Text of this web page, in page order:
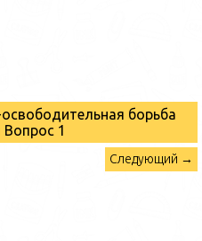
борьба
Вопрос 1
Следующий →